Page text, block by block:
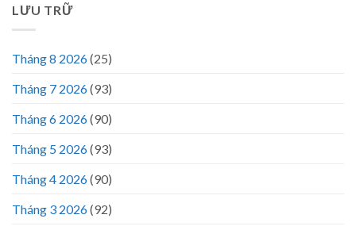
LƯU TRỮ
Tháng 8 2026(25)
Tháng 7 2026(93)
Tháng 6 2026(90)
Tháng 5 2026(93)
Tháng 4 2026(90)
Tháng 3 2026(92)